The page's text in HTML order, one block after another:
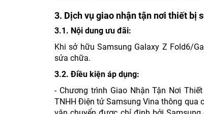
3. Dịch vụ giao nhận tận nơi thiết bị
3.1. Nội dung ưu đãi:
Khi sở hữu Samsung Galaxy Z Fold6/
sửa chữa.
3.2. Điều kiện áp dụng:
- Chương trình Giao Nhận Tận Nơi
TNHH Điện tử Samsung Vina thông qua